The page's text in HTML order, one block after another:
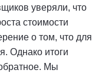
уверяли, что
стоимости
о том, что для
Однако итоги
Мы